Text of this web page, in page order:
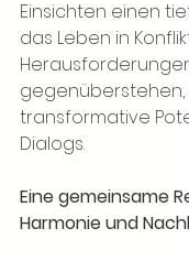
Einsichten einen
das Leben in
gegenüberstehen,
transformative
Dialogs.
Eine gemeinsame
Harmonie und